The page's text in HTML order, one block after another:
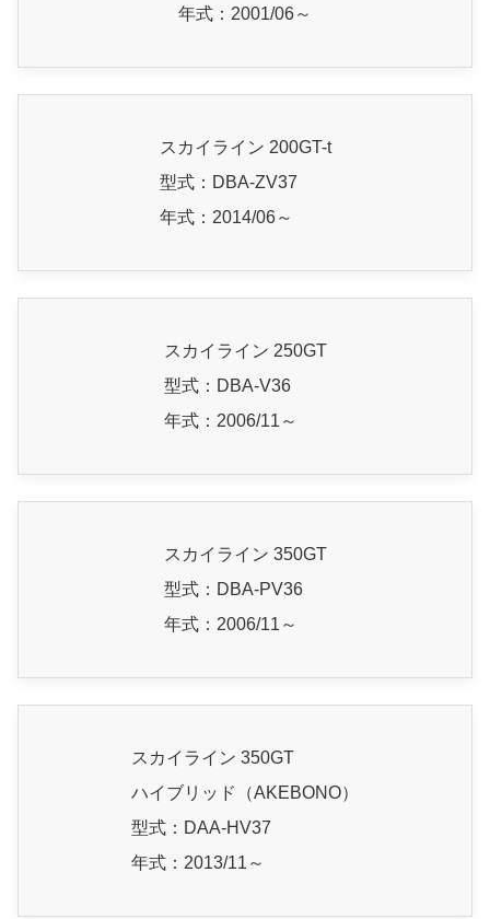
年式：2001/06～
スカイライン 200GT-t
型式：DBA-ZV37
年式：2014/06～
スカイライン 250GT
型式：DBA-V36
年式：2006/11～
スカイライン 350GT
型式：DBA-PV36
年式：2006/11～
スカイライン 350GT
ハイブリッド（AKEBONO）
型式：DAA-HV37
年式：2013/11～